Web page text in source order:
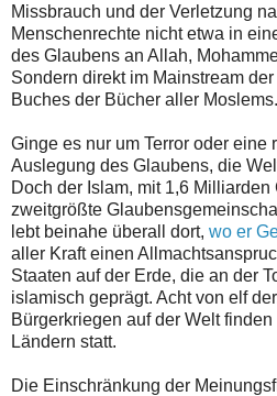
Missbrauch und der Verletzung
Menschenrechte nicht etwa in
des Glaubens an Allah,
Sondern direkt im Mainstream
Buches der Bücher aller Moslems.
Ginge es nur um Terror oder eine
Auslegung des Glaubens, die
Doch der Islam, mit 1,6
zweitgrößte
lebt beinahe überall dort, wo er
aller Kraft einen
Staaten auf der Erde, die an der
islamisch geprägt. Acht von elf
Bürgerkriegen auf der Welt
Ländern statt.
Die Einschränkung der